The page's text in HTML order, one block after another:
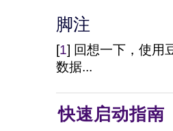
脚注
[1] 回想一下，使用
数据...
快速启动指南